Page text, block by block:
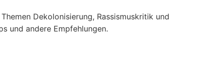
Dekolonisierung, Rassismuskritik und
und andere Empfehlungen.